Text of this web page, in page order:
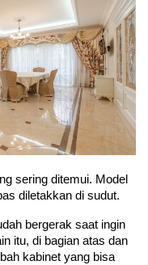
sering ditemui. Model
diletakkan di sudut.
bergerak saat ingin
itu, di bagian atas dan
kabinet yang bisa